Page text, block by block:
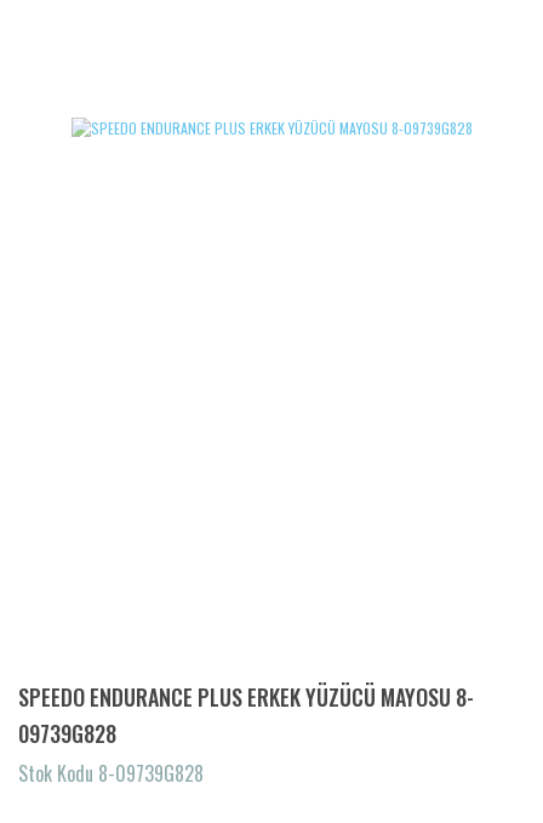
SPEEDO ENDURANCE PLUS ERKEK YÜZÜCÜ MAYOSU 8-
09739G828
Stok Kodu 8-09739G828